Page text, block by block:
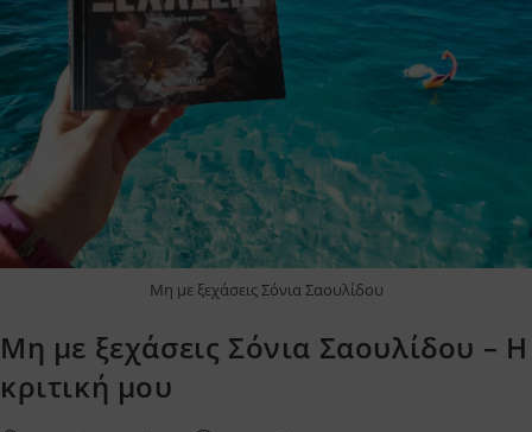
Μη με ξεχάσεις Σόνια Σαουλίδου
Μη με ξεχάσεις Σόνια Σαουλίδου – Η
κριτική μου